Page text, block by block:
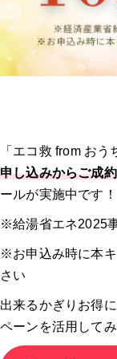
「エコ救 from お
申し込みからご成
ールが実施中です！
※給湯省エネ2025
※お申込み時に本
さい
出来るかぎりお得
ペーンを活用して